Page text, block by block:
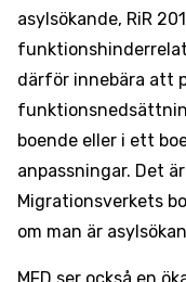
asylsökande, RiR
därför innebära att
boende eller i ett
anpassningar. Det
Migrationsverkets
om man är